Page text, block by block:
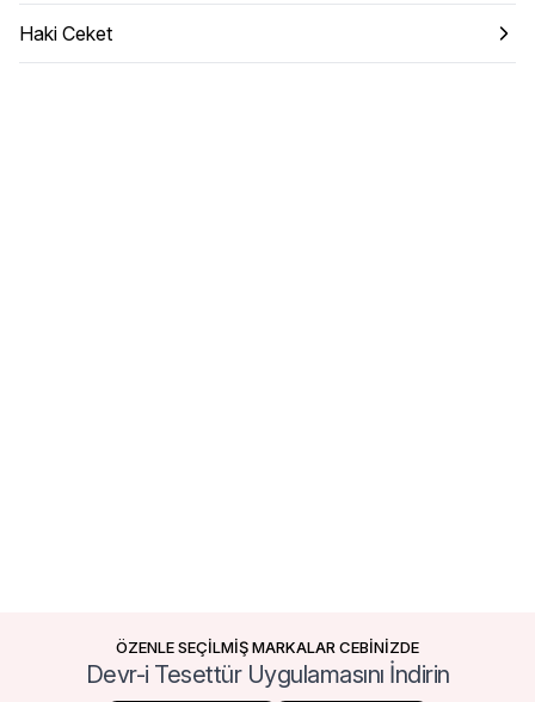
Haki Ceket
ÖZENLE SEÇİLMİŞ MARKALAR CEBİNİZDE
Devr-i Tesettür Uygulamasını İndirin